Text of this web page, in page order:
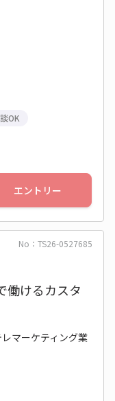
OK
エントリー
No：TS26-0527685
働けるカスタ
マーケティング業